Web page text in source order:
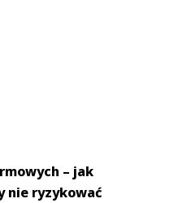
– jak
nie ryzykować